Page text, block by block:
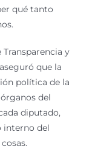
qué tanto
y
que la
política de la
del
diputado,
interno del